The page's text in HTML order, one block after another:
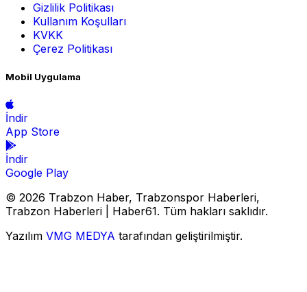
Gizlilik Politikası
Kullanım Koşulları
KVKK
Çerez Politikası
Mobil Uygulama
İndir
App Store
İndir
Google Play
© 2026 Trabzon Haber, Trabzonspor Haberleri,
Trabzon Haberleri | Haber61. Tüm hakları saklıdır.
Yazılım VMG MEDYA tarafından geliştirilmiştir.